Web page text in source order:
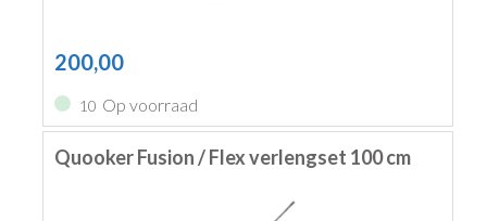
200,00
10 Op voorraad
Quooker Fusion / Flex verlengset 100 cm